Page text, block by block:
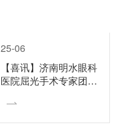
25-06
【喜讯】济南明水眼科
医院屈光手术专家团队
4.0-VISULYZE科普品
质认证”